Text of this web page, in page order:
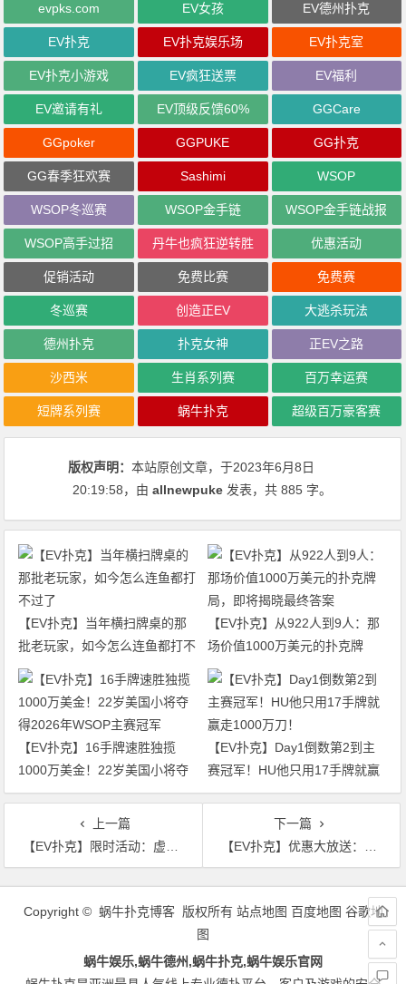
evpks.com EV女孩 EV德州扑克
EV扑克 EV扑克娱乐场 EV扑克室
EV扑克小游戏 EV疯狂送票 EV福利
EV邀请有礼 EV顶级反馈60% GGCare
GGpoker GGPUKE GG扑克
GG春季狂欢赛 Sashimi WSOP
WSOP冬巡赛 WSOP金手链 WSOP金手链战报
WSOP高手过招 丹牛也疯狂逆转胜 优惠活动
促销活动 免费比赛 免费赛
冬巡赛 创造正EV 大逃杀玩法
德州扑克 扑克女神 正EV之路
沙西米 生肖系列赛 百万幸运赛
短牌系列赛 蜗牛扑克 超级百万豪客赛
版权声明：本站原创文章，于2023年6月8日
20:19:58，由allnewpuke 发表，共 885 字。
【EV扑克】当年横扫牌桌的那
批老玩家，如今怎么连鱼都打不
过了
【EV扑克】从922人到9人：那
场价值1000万美元的扑克牌
局，即将揭晓最终答案
【EV扑克】16手牌速胜独揽
1000万美金！22岁美国小将夺
得2026年WSOP主赛冠军
【EV扑克】Day1倒数第2到主
赛冠军！HU他只用17手牌就赢
走1000万刀！
上一篇
【EV扑克】限时活动：虚拟币充值双重送高达上万元优惠送不停
下一篇
【EV扑克】优惠大放送：APL免费启动金赛
文
Copyright © 蜗牛扑克博客 版权所有 站点地图 百度地图 谷歌地
图
蜗牛娱乐,蜗牛德州,蜗牛扑克,蜗牛娱乐官网